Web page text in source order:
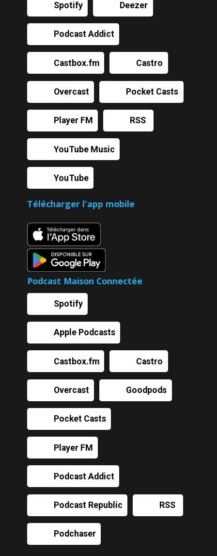
Spotify Deezer
Podcast Addict
Castbox.fm Castro
Overcast Pocket Casts
Player FM RSS
YouTube Music
YouTube
Télécharger l'app mobile
Podcast Maison Connectée
Spotify
Apple Podcasts
Castbox.fm Castro
Overcast Goodpods
Pocket Casts
Player FM
Podcast Addict
Podcast Republic RSS
Podchaser